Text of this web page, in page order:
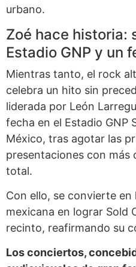
urbano.
Zoé hace historia:
Estadio GNP y un
Mientras tanto, el rock
celebra un hito sin
liderada por León
fecha en el Estadio GNP
México, tras agotar las
presentaciones con más
total.
Con ello, se convierte
mexicana en lograr Sold
recinto, reafirmando su
Los conciertos,